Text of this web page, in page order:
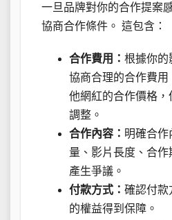
一旦品牌對你的合作提案
協商合作條件。 這包含：
合作費用： 根據你的
協商合理的合作費
他網紅的合作價格
調整。
合作內容： 明確合作
量、影片長度、合
產生爭議。
付款方式： 確認付款
的權益得到保障。